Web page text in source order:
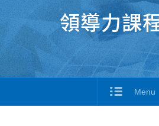
領導力課
Menu